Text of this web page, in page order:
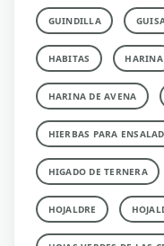
GUINDILLA
HABITAS HARINA
HARINA DE AVENA
HIERBAS PARA
HIGADO DE TERNERA
HOJALDRE